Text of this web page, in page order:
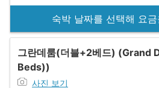
숙박 날짜를 선택해 요
그란데룸(더블+2베드) (Grand
Beds))
사진 보기